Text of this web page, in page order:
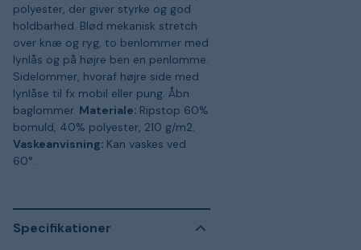
polyester, der giver styrke og god
holdbarhed. Blød mekanisk stretch
over knæ og ryg, to benlommer med
lynlås og på højre ben en penlomme.
Sidelommer, hvoraf højre side med
lynlåse til fx mobil eller pung. Åbn
baglommer. Materiale: Ripstop 60%
bomuld, 40% polyester, 210 g/m2.
Vaskeanvisning: Kan vaskes ved
60°.
Specifikationer